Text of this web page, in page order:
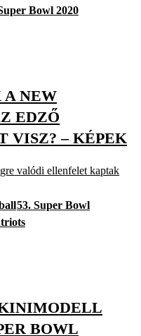
Bowl 2020
NEW
EDZŐ
VISZ? – KÉPEK
valódi ellenfelet kaptak
53. Super Bowl
BOWL